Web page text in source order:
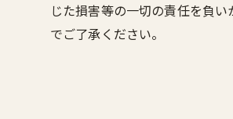
じた損害等の一切の責任を負い
でご了承ください。